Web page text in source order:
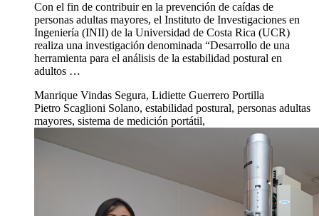
Con el fin de contribuir en la prevención de caídas de
personas adultas mayores, el Instituto de Investigaciones en
Ingeniería (INII) de la Universidad de Costa Rica (UCR)
realiza una investigación denominada “Desarrollo de una
herramienta para el análisis de la estabilidad postural en
adultos …
Manrique Vindas Segura, Lidiette Guerrero Portilla
Pietro Scaglioni Solano, estabilidad postural, personas adultas
mayores, sistema de medición portátil,